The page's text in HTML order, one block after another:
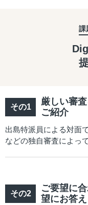
課
厳しい審
ご紹介
出島特派員による対面
などの独自審査によっ
ご要望に
望にお答え